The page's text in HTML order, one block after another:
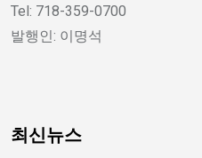
Tel: 718-359-0700
발행인: 이명석
최신뉴스